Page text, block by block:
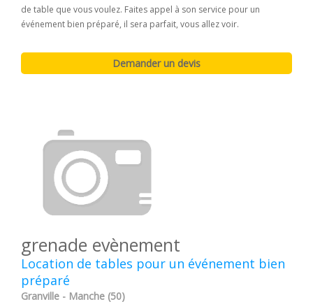
de table que vous voulez. Faites appel à son service pour un
événement bien préparé, il sera parfait, vous allez voir.
grenade evènement
Location de tables pour un événement bien
préparé
Granville - Manche (50)